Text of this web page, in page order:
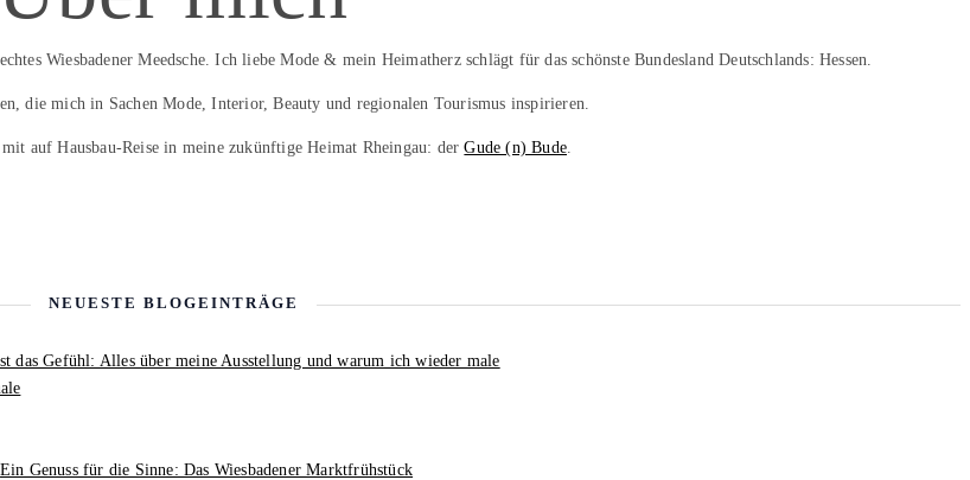
Wiesbadener Meedsche. Ich liebe Mode & mein Heimatherz schlägt für das schönste Bundesland Deutschlands: Hessen.
die mich in Sachen Mode, Interior, Beauty und regionalen Tourismus inspirieren.
mit auf Hausbau-Reise in meine zukünftige Heimat Rheingau: derGude (n) Bude
NEUESTE BLOGEINTRÄGE